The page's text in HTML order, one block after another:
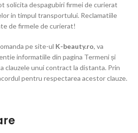
solicita despagubiri firmei de curierat
in timpul transportului. Reclamatiile
de firmele de curierat!​
pe site-ul K-beauty.ro, va
informatiile din pagina Termeni și
clauzele unui contract la distanta. Prin
pentru respectarea acestor clauze.